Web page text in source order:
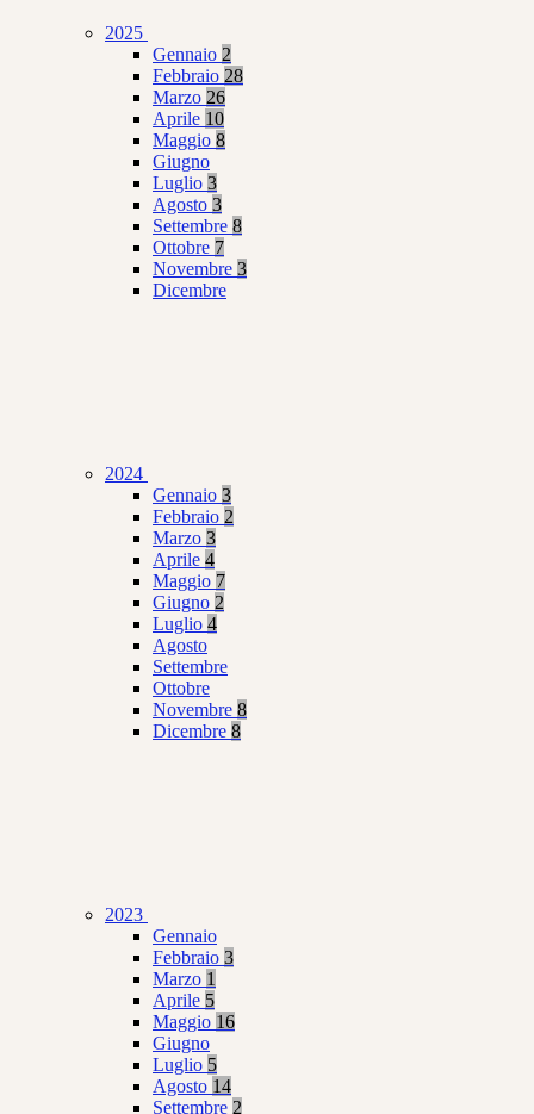
2025
Gennaio 2
Febbraio 28
Marzo 26
Aprile 10
Maggio 8
Giugno
Luglio 3
Agosto 3
Settembre 8
Ottobre 7
Novembre 3
Dicembre
2024
Gennaio 3
Febbraio 2
Marzo 3
Aprile 4
Maggio 7
Giugno 2
Luglio 4
Agosto
Settembre
Ottobre
Novembre 8
Dicembre 8
2023
Gennaio
Febbraio 3
Marzo 1
Aprile 5
Maggio 16
Giugno
Luglio 5
Agosto 14
Settembre 2